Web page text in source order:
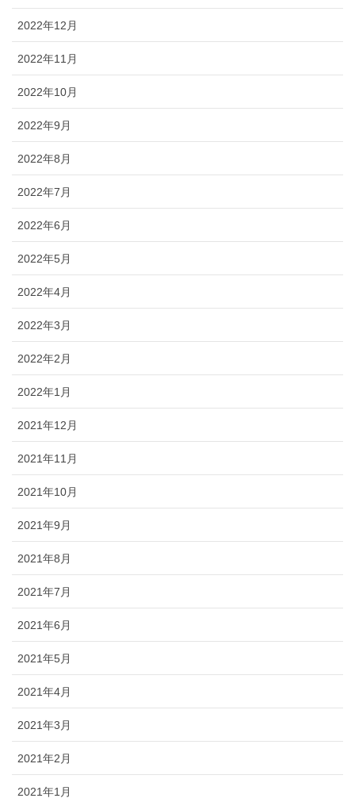
2022年12月
2022年11月
2022年10月
2022年9月
2022年8月
2022年7月
2022年6月
2022年5月
2022年4月
2022年3月
2022年2月
2022年1月
2021年12月
2021年11月
2021年10月
2021年9月
2021年8月
2021年7月
2021年6月
2021年5月
2021年4月
2021年3月
2021年2月
2021年1月